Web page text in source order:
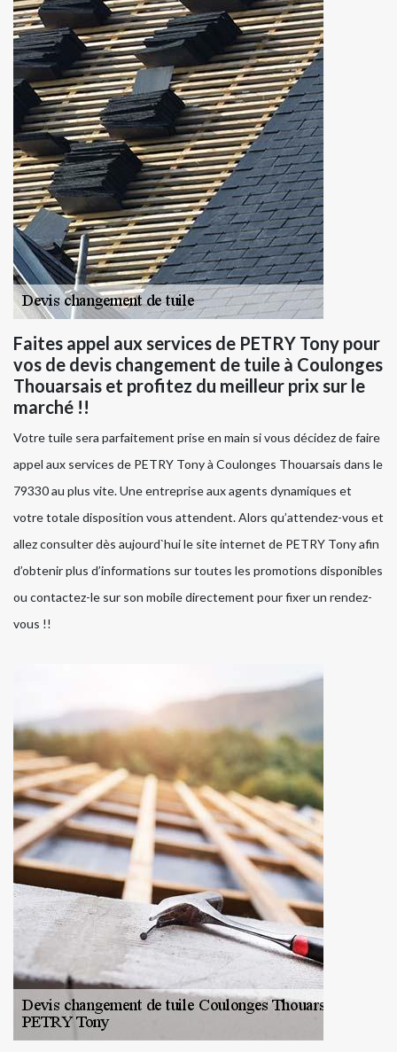
Faites appel aux services de PETRY Tony pour
vos de devis changement de tuile à Coulonges
Thouarsais et profitez du meilleur prix sur le
marché !!
Votre tuile sera parfaitement prise en main si vous décidez de faire
appel aux services de PETRY Tony à Coulonges Thouarsais dans le
79330 au plus vite. Une entreprise aux agents dynamiques et
votre totale disposition vous attendent. Alors qu’attendez-vous et
allez consulter dès aujourd`hui le site internet de PETRY Tony afin
d’obtenir plus d’informations sur toutes les promotions disponibles
ou contactez-le sur son mobile directement pour fixer un rendez-
vous !!